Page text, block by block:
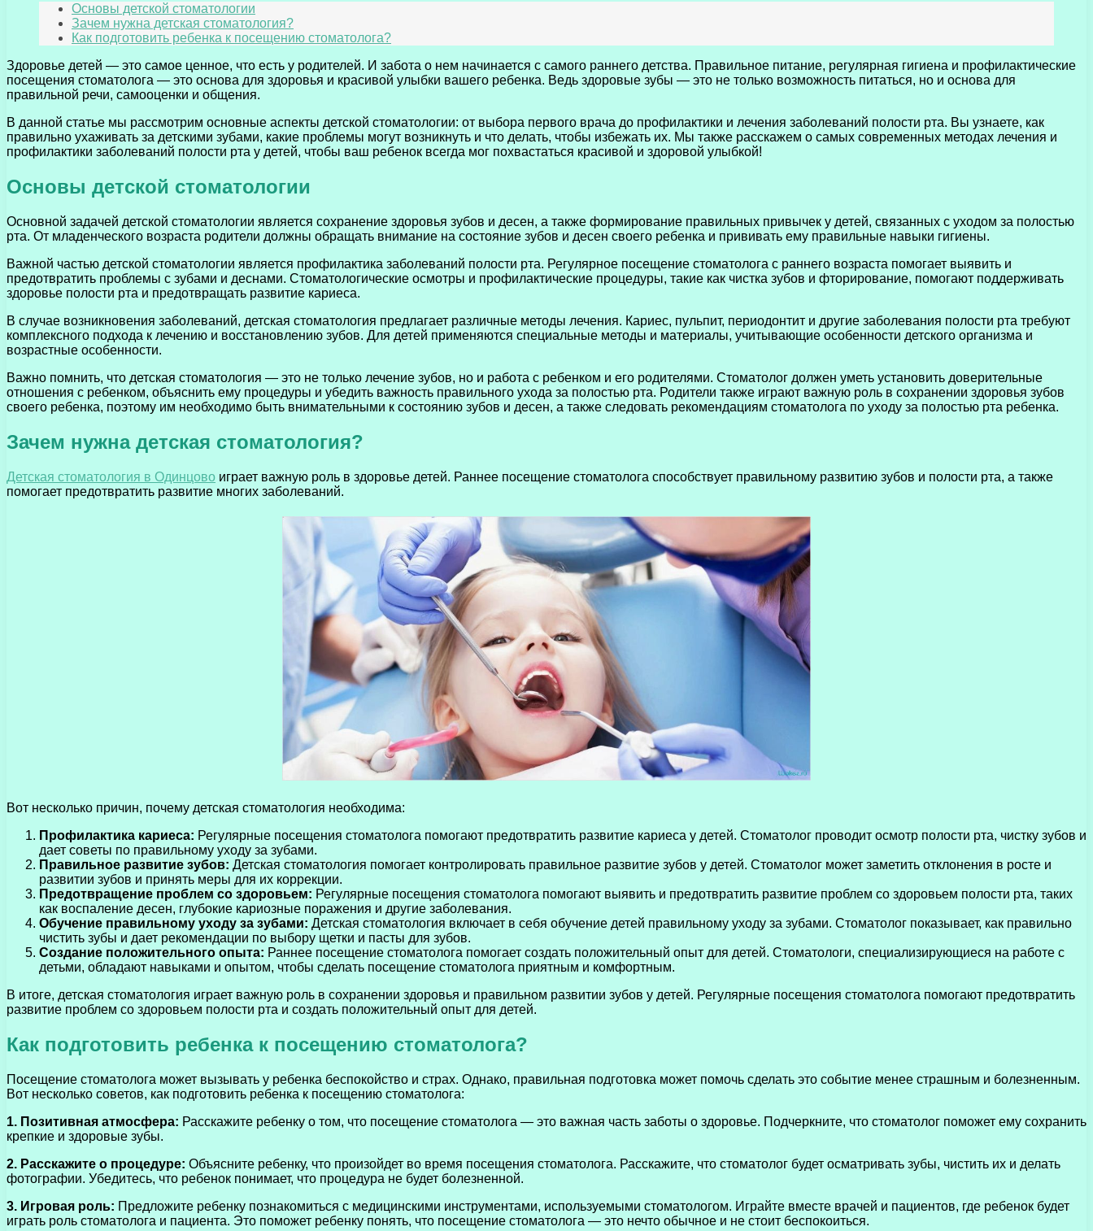
Основы детской стоматологии
Зачем нужна детская стоматология?
Как подготовить ребенка к посещению стоматолога?
Здоровье детей — это самое ценное, что есть у родителей. И забота о нем начинается с самого раннего детства. Правильное питание, регулярная гигиена и профилактические
посещения стоматолога — это основа для здоровья и красивой улыбки вашего ребенка. Ведь здоровые зубы — это не только возможность питаться, но и основа для
правильной речи, самооценки и общения.
В данной статье мы рассмотрим основные аспекты детской стоматологии: от выбора первого врача до профилактики и лечения заболеваний полости рта. Вы узнаете, как
правильно ухаживать за детскими зубами, какие проблемы могут возникнуть и что делать, чтобы избежать их. Мы также расскажем о самых современных методах лечения и
профилактики заболеваний полости рта у детей, чтобы ваш ребенок всегда мог похвастаться красивой и здоровой улыбкой!
Основы детской стоматологии
Основной задачей детской стоматологии является сохранение здоровья зубов и десен, а также формирование правильных привычек у детей, связанных с уходом за полостью
рта. От младенческого возраста родители должны обращать внимание на состояние зубов и десен своего ребенка и прививать ему правильные навыки гигиены.
Важной частью детской стоматологии является профилактика заболеваний полости рта. Регулярное посещение стоматолога с раннего возраста помогает выявить и
предотвратить проблемы с зубами и деснами. Стоматологические осмотры и профилактические процедуры, такие как чистка зубов и фторирование, помогают поддерживать
здоровье полости рта и предотвращать развитие кариеса.
В случае возникновения заболеваний, детская стоматология предлагает различные методы лечения. Кариес, пульпит, периодонтит и другие заболевания полости рта требуют
комплексного подхода к лечению и восстановлению зубов. Для детей применяются специальные методы и материалы, учитывающие особенности детского организма и
возрастные особенности.
Важно помнить, что детская стоматология — это не только лечение зубов, но и работа с ребенком и его родителями. Стоматолог должен уметь установить доверительные
отношения с ребенком, объяснить ему процедуры и убедить важность правильного ухода за полостью рта. Родители также играют важную роль в сохранении здоровья зубов
своего ребенка, поэтому им необходимо быть внимательными к состоянию зубов и десен, а также следовать рекомендациям стоматолога по уходу за полостью рта ребенка.
Зачем нужна детская стоматология?
Детская стоматология в Одинцово играет важную роль в здоровье детей. Раннее посещение стоматолога способствует правильному развитию зубов и полости рта, а также
помогает предотвратить развитие многих заболеваний.
Вот несколько причин, почему детская стоматология необходима:
Профилактика кариеса: Регулярные посещения стоматолога помогают предотвратить развитие кариеса у детей. Стоматолог проводит осмотр полости рта, чистку зубов и
дает советы по правильному уходу за зубами.
Правильное развитие зубов: Детская стоматология помогает контролировать правильное развитие зубов у детей. Стоматолог может заметить отклонения в росте и
развитии зубов и принять меры для их коррекции.
Предотвращение проблем со здоровьем: Регулярные посещения стоматолога помогают выявить и предотвратить развитие проблем со здоровьем полости рта, таких
как воспаление десен, глубокие кариозные поражения и другие заболевания.
Обучение правильному уходу за зубами: Детская стоматология включает в себя обучение детей правильному уходу за зубами. Стоматолог показывает, как правильно
чистить зубы и дает рекомендации по выбору щетки и пасты для зубов.
Создание положительного опыта: Раннее посещение стоматолога помогает создать положительный опыт для детей. Стоматологи, специализирующиеся на работе с
детьми, обладают навыками и опытом, чтобы сделать посещение стоматолога приятным и комфортным.
В итоге, детская стоматология играет важную роль в сохранении здоровья и правильном развитии зубов у детей. Регулярные посещения стоматолога помогают предотвратить
развитие проблем со здоровьем полости рта и создать положительный опыт для детей.
Как подготовить ребенка к посещению стоматолога?
Посещение стоматолога может вызывать у ребенка беспокойство и страх. Однако, правильная подготовка может помочь сделать это событие менее страшным и болезненным.
Вот несколько советов, как подготовить ребенка к посещению стоматолога:
1. Позитивная атмосфера: Расскажите ребенку о том, что посещение стоматолога — это важная часть заботы о здоровье. Подчеркните, что стоматолог поможет ему сохранить
крепкие и здоровые зубы.
2. Расскажите о процедуре: Объясните ребенку, что произойдет во время посещения стоматолога. Расскажите, что стоматолог будет осматривать зубы, чистить их и делать
фотографии. Убедитесь, что ребенок понимает, что процедура не будет болезненной.
3. Игровая роль: Предложите ребенку познакомиться с медицинскими инструментами, используемыми стоматологом. Играйте вместе врачей и пациентов, где ребенок будет
играть роль стоматолога и пациента. Это поможет ребенку понять, что посещение стоматолога — это нечто обычное и не стоит беспокоиться.